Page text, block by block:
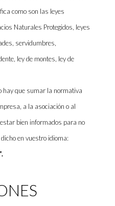
como son las leyes
Naturales Protegidos, leyes
servidumbres,
ley de montes, ley de
hay que sumar la normativa
a la asociación o al
bien informados para no
en vuestro idioma: